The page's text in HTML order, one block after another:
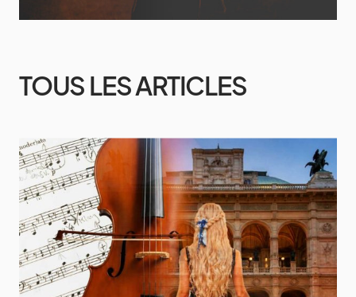
TOUS LES ARTICLES